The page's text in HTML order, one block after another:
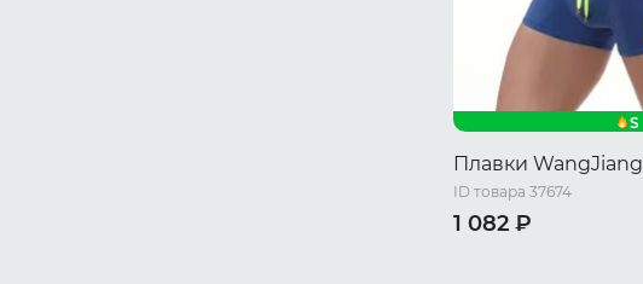
S
Плавки WangJiang
ID товара 37674
1 082 ₽